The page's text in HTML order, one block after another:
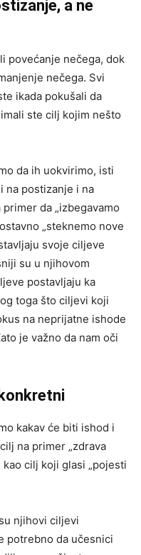
a ne
povećanje nečega, dok
nečega. Svi
ikada pokušali da
ste cilj kojim nešto
da ih uokvirimo, isti
na postizanje i na
da „izbegavamo
„steknemo nove
svoje ciljeve
su u njihovom
postavljaju ka
toga što ciljevi koji
na neprijatne ishode
je važno da nam oči
kakav će biti ishod i
na primer „zdrava
cilj koji glasi „pojesti
njihovi ciljevi
potrebno da učesnici